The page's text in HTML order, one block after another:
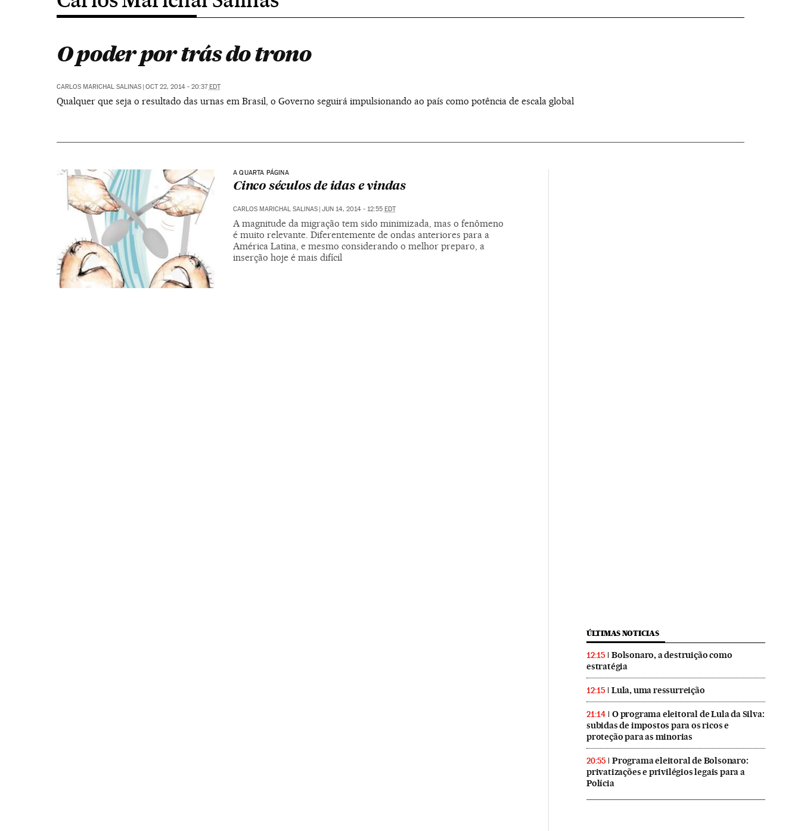
O poder por trás do trono
CARLOS MARICHAL SALINAS | OCT 22, 2014 - 20:37EDT
Qualquer que seja o resultado das urnas em Brasil, o Governo seguirá impulsionando ao país como potência de escala global
A QUARTA PÁGINA
Cinco séculos de idas e vindas
CARLOS MARICHAL SALINAS JUN 14, 2014 - 12:55 EDT
A magnitude da migração tem sido minimizada, mas o fenômeno
é muito relevante. Diferentemente de ondas anteriores para a
América Latina, e mesmo considerando o melhor preparo, a
inserção hoje é mais difícil
ÚLTIMAS NOTICIAS
12:15
Bolsonaro, a destruição como
estratégia
12:15 Lula, uma ressurreição
21:14
O programa eleitoral de Lula da Silva:
subidas de impostos para os ricos e
proteção para as minorias
20:55
Programa eleitoral de Bolsonaro:
privatizações e privilégios legais para a
Polícia